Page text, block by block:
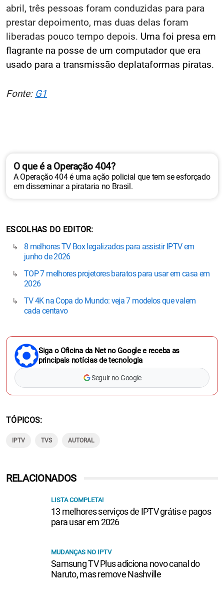
abril, três pessoas foram conduzidas para para
prestar depoimento, mas duas delas foram
liberadas pouco tempo depois. Uma foi presa em
flagrante na posse de um computador que era
usado para a transmissão deplataformas piratas.
Fonte: G1
O que é a Operação 404?
A Operação 404 é uma ação policial que tem se esforçado
em disseminar a pirataria no Brasil.
ESCOLHAS DO EDITOR
8 melhores TV Box legalizados para assistir IPTV em
junho de 2026
TOP 7 melhores projetores baratos para usar em casa em
2026
TV 4K na Copa do Mundo: veja 7 modelos que valem
cada centavo
Siga o Oficina da Net no Google e receba as
principais notícias de tecnologia
Seguir no Google
TÓPICOS
IPTV TVS AUTORAL
RELACIONADOS
LISTA COMPLETA!
13 melhores serviços de IPTV grátis e pagos
para usar em 2026
MUDANÇAS NO IPTV
Samsung TV Plus adiciona novo canal do
Naruto, mas remove Nashville